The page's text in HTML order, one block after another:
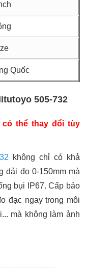
Quốc
505-732
có thể thay đổi tùy
không chỉ có khả
dải đo 0-150mm mà
bụi IP67. Cấp bảo
đạc ngay trong môi
mà không làm ảnh